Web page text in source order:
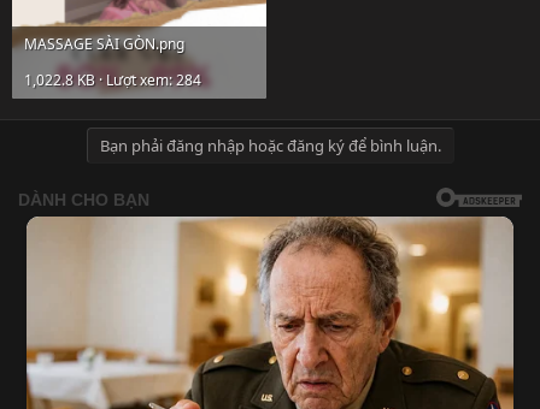
MASSAGE SÀI GÒN.png
1,022.8 KB · Lượt xem: 284
Bạn phải đăng nhập hoặc đăng ký để bình luận.